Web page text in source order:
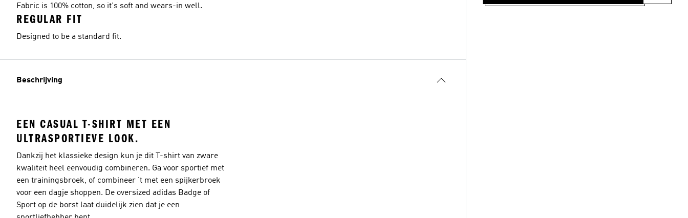
Fabric is 100% cotton, so it's soft and wears-in well.
REGULAR FIT
Designed to be a standard fit.
Beschrijving
EEN CASUAL T-SHIRT MET EEN
ULTRASPORTIEVE LOOK.
Dankzij het klassieke design kun je dit T-shirt van zware
kwaliteit heel eenvoudig combineren. Ga voor sportief met
een trainingsbroek, of combineer 't met een spijkerbroek
voor een dagje shoppen. De oversized adidas Badge of
Sport op de borst laat duidelijk zien dat je een